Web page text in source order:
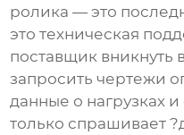
ролика — это
это техническая
поставщик вникнуть
запросить чертежи
данные о нагрузках
только спрашивает